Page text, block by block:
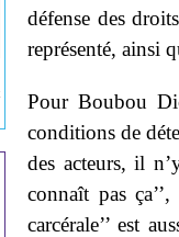
défense des
représenté, ainsi
Pour Boubou
conditions de
des acteurs, il
connaît pas
carcérale’’ est